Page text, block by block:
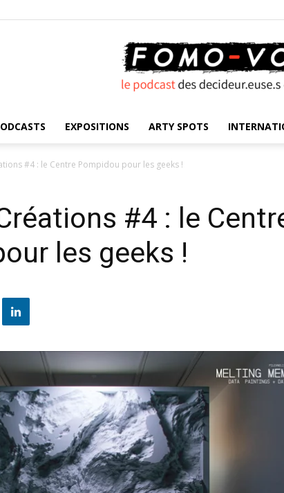
VOX
EXPOSITIONS ARTY SPOTS
#4 : le Centre Pompidou pour les geeks !
#4 : le
les geeks !